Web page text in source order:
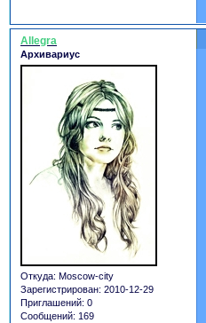
Allegra
Архивариус
Откуда: Moscow-city
Зарегистрирован: 2010-12-29
Приглашений: 0
Сообщений: 169